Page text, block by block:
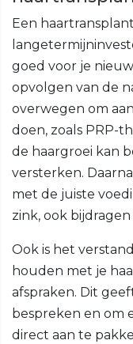
Een
goed voor je
opvolgen van de
overwegen om
doen, zoals PRP-
de haargroei kan
versterken.
met de juiste
zink, ook
Ook is het
houden met je
afspraken. Dit
bespreken en om
direct aan te